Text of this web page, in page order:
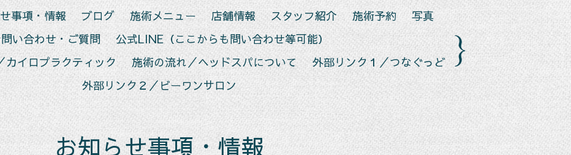
事項・情報 ブログ 施術メニュー 店舗情報 スタッフ紹介 施術予約
写真
い合わせ・ご質問
公式LINE（ここからも問い合わせ等可能）
カイロプラクティック
施術の流れ／ヘッドスパについて
外部リンク１／つなぐっど
外部リンク２／ビーワンサロン
お知らせ事項・情報